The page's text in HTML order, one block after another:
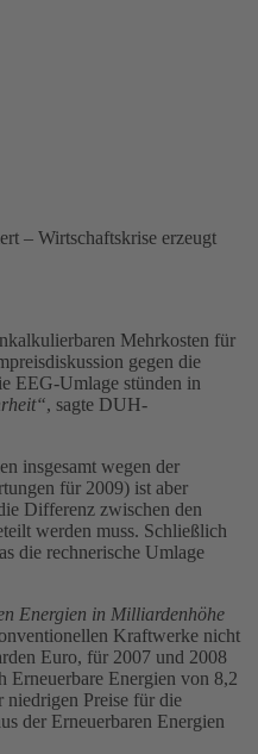
– Wirtschaftskrise erzeugt
Mehrkosten für
gegen die
EEG-Umlage stünden in
, sagte DUH-
insgesamt wegen der
für 2009) ist aber
Differenz zwischen den
werden muss. Schließlich
die rechnerische Umlage
Energien in Milliardenhöhe
Kraftwerke nicht
Euro, für 2007 und 2008
Erneuerbare Energien von 8,2
niedrigen Preise für die
der Erneuerbaren Energien